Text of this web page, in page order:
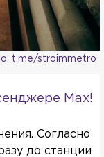
t.me/stroimmetro
Max!
Согласно
до станции